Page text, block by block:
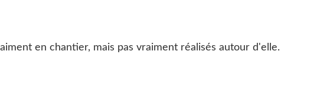
en chantier, mais pas vraiment réalisés autour d'elle.